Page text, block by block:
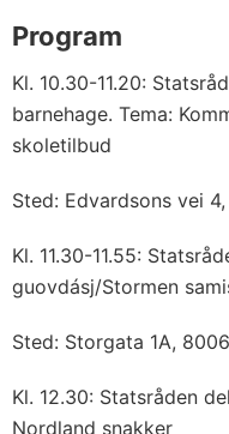
Program
Kl. 10.30-11.20:
barnehage. Tema:
skoletilbud
Sted: Edvardsons vei
Kl. 11.30-11.55:
guovdásj/Stormen
Sted: Storgata 1A,
Kl. 12.30: Statsråden
Nordland snakker